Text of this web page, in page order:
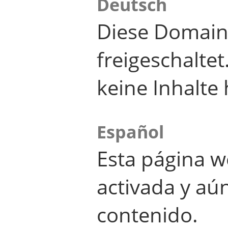
Diese
keine Inhalte
Español
Esta página
activada y
contenido.